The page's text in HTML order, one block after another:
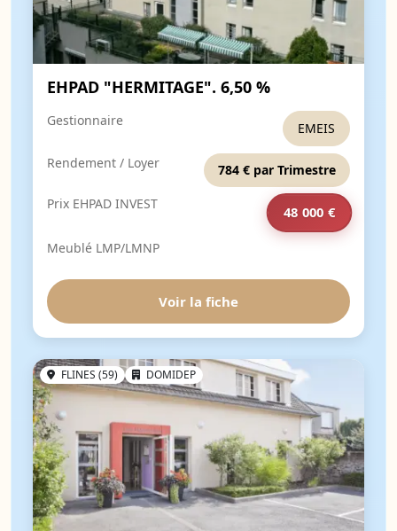
EHPAD "HERMITAGE". 6,50 %
Gestionnaire EMEIS
Rendement / Loyer
784 € par Trimestre
Prix EHPAD INVEST
48 000 €
Meublé LMP/LMNP
Voir la fiche
FLINES (59) DOMIDEP